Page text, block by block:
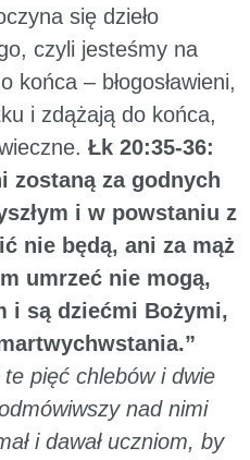
się dzieło
czyli jesteśmy na
końca – błogosławieni,
i zdążają do końca,
Łk 20:35-36:
zostaną za godnych
i w powstaniu z
nie będą, ani za mąż
umrzeć nie mogą,
i są dziećmi Bożymi,
te pięć chlebów i dwie
nad nimi
i dawał uczniom, by